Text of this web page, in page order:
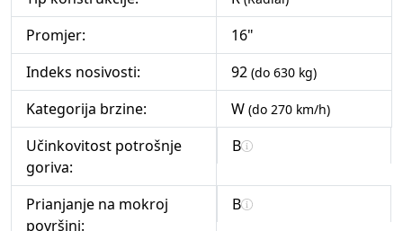
Promjer:
16"
Indeks nosivosti:
92 (do 630 kg)
Kategorija brzine: W (do 270 km/h)
Učinkovitost potrošnje
goriva:
B
Prianjanje na mokroj
površini:
B